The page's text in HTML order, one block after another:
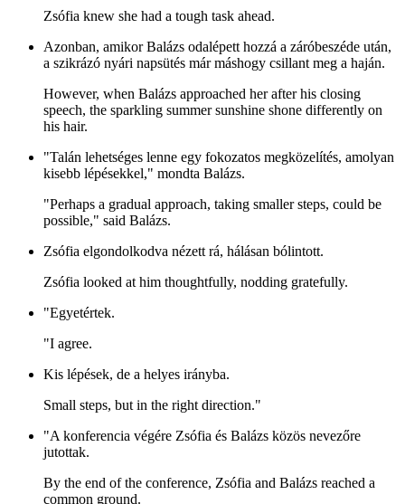
Zsófia knew she had a tough task ahead.
Azonban, amikor Balázs odalépett hozzá a záróbeszéde után,
a szikrázó nyári napsütés már máshogy csillant meg a haján.
However, when Balázs approached her after his closing
speech, the sparkling summer sunshine shone differently on
his hair.
"Talán lehetséges lenne egy fokozatos megközelítés, amolyan
kisebb lépésekkel," mondta Balázs.
"Perhaps a gradual approach, taking smaller steps, could be
possible," said Balázs.
Zsófia elgondolkodva nézett rá, hálásan bólintott.
Zsófia looked at him thoughtfully, nodding gratefully.
"Egyetértek.
"I agree.
Kis lépések, de a helyes irányba.
Small steps, but in the right direction."
"A konferencia végére Zsófia és Balázs közös nevezőre
jutottak.
By the end of the conference, Zsófia and Balázs reached a
common ground.